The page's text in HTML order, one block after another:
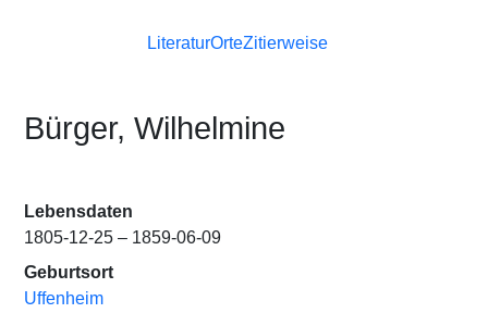
LiteraturOrteZitierweise
Bürger, Wilhelmine
Lebensdaten
1805-12-25 – 1859-06-09
Geburtsort
Uffenheim